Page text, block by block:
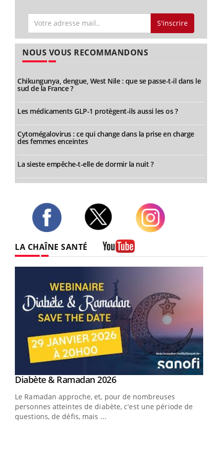
S'inscrire
NOUS VOUS RECOMMANDONS
Chikungunya, dengue, West Nile : que se passe-t-il dans le
sud de la France ?
Les médicaments GLP-1 protègent-ils aussi les os ?
Cytomégalovirus : ce qui change dans la prise en charge
des femmes enceintes
La sieste empêche-t-elle de dormir la nuit ?
LA CHAÎNE SANTÉ
Youtube
Diabète & Ramadan 2026Youtube
Le Ramadan approche, et, pour de nombreuses
personnes atteintes de diabète, c'est une période de
questions, de défis, mais ...